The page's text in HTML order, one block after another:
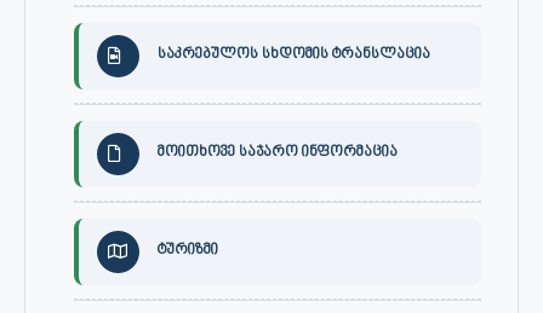
საკრებულოს სხდომის ტრანსლაცია
მოითხოვე საჯარო ინფორმაცია
ტურიზმი